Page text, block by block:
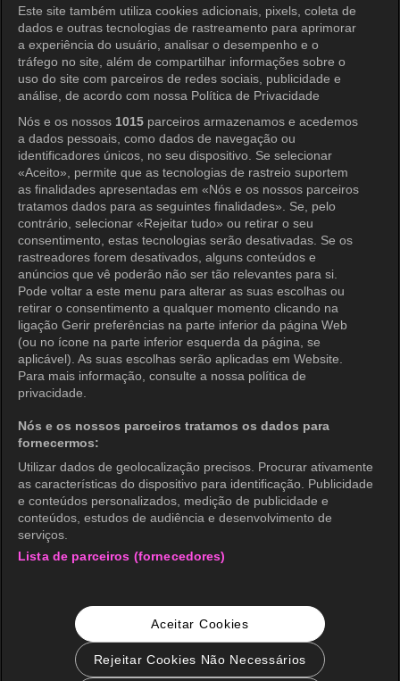
KOCOWA+ Redes Sociais
KOCOWA+
Central de Ajuda
Termos de Uso
Política de Privacidade
Política de Privacidade (Europa)
Política de Privacidade (Oceania)
Política de Privacidade (Brasil)
Direitos de Privacidade da Califórnia
Política de Cookies (Gerenciar
Não Venda Minhas Informações Pessoais
Classificação etária
Acessibilidade
wavve Americas
Consulta de Negócios
Este site também utiliza cookies adicionais, pixels, coleta de
dados e outras tecnologias de rastreamento para aprimorar
a experiência do usuário, analisar o desempenho e o
tráfego no site, além de compartilhar informações sobre o
uso do site com parceiros de redes sociais, publicidade e
análise, de acordo com nossa Política de Privacidade
Nós e os nossos 1015 parceiros armazenamos e acedemos
a dados pessoais, como dados de navegação ou
identificadores únicos, no seu dispositivo. Se selecionar
«Aceito», permite que as tecnologias de rastreio suportem
as finalidades apresentadas em «Nós e os nossos parceiros
tratamos dados para as seguintes finalidades». Se, pelo
contrário, selecionar «Rejeitar tudo» ou retirar o seu
consentimento, estas tecnologias serão desativadas. Se os
rastreadores forem desativados, alguns conteúdos e
anúncios que vê poderão não ser tão relevantes para si.
Pode voltar a este menu para alterar as suas escolhas ou
retirar o consentimento a qualquer momento clicando na
ligação Gerir preferências na parte inferior da página Web
(ou no ícone na parte inferior esquerda da página, se
aplicável). As suas escolhas serão aplicadas em Website.
Para mais informação, consulte a nossa política de
privacidade.
Nós e os nossos parceiros tratamos os dados para
fornecermos:
Utilizar dados de geolocalização precisos. Procurar ativamente
as características do dispositivo para identificação. Publicidade
e conteúdos personalizados, medição de publicidade e
conteúdos, estudos de audiência e desenvolvimento de
serviços.
Lista de parceiros (fornecedores)
Aceitar Cookies
Rejeitar Cookies Não Necessários